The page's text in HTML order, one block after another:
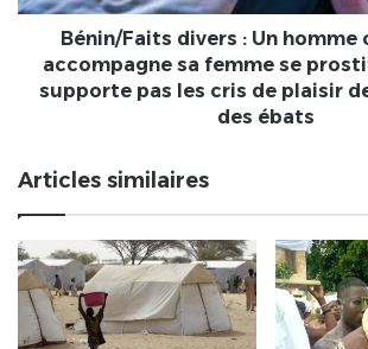
sa
prostituer
pas
les
de
plaisir
de
celle-
Bénin/Faits divers : Un homme
accompagne sa femme se
supporte pas les cris de plaisir
des ébats
Articles similaires